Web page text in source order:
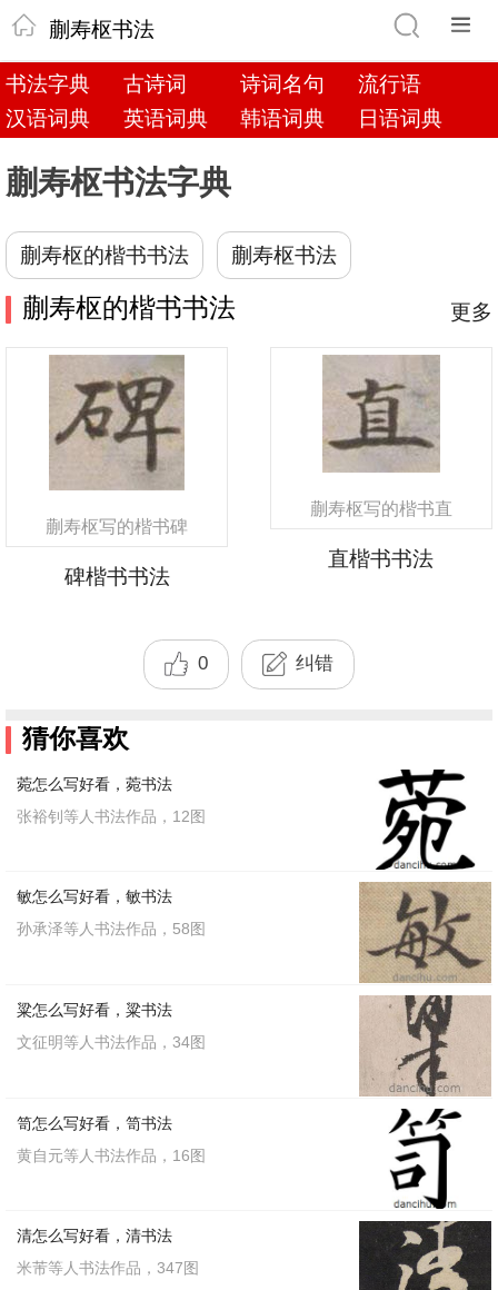
蒯寿枢书法
书法字典 古诗词 诗词名句
流行语
汉语词典
英语词典 韩语词典 日语词典
蒯寿枢书法字典
蒯寿枢的楷书书法 蒯寿枢书法
蒯寿枢的楷书书法 更多
蒯寿枢写的楷书碑
碑楷书书法
蒯寿枢写的楷书直
直楷书书法
0 纠错
猜你喜欢
菀怎么写好看，菀书法
张裕钊等人书法作品，12图
敏怎么写好看，敏书法
孙承泽等人书法作品，58图
粱怎么写好看，粱书法
文征明等人书法作品，34图
笥怎么写好看，笥书法
黄自元等人书法作品，16图
清怎么写好看，清书法
米芾等人书法作品，347图